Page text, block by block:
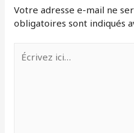
Votre adresse e-mail ne
obligatoires sont indiqués
Écrivez
ici…